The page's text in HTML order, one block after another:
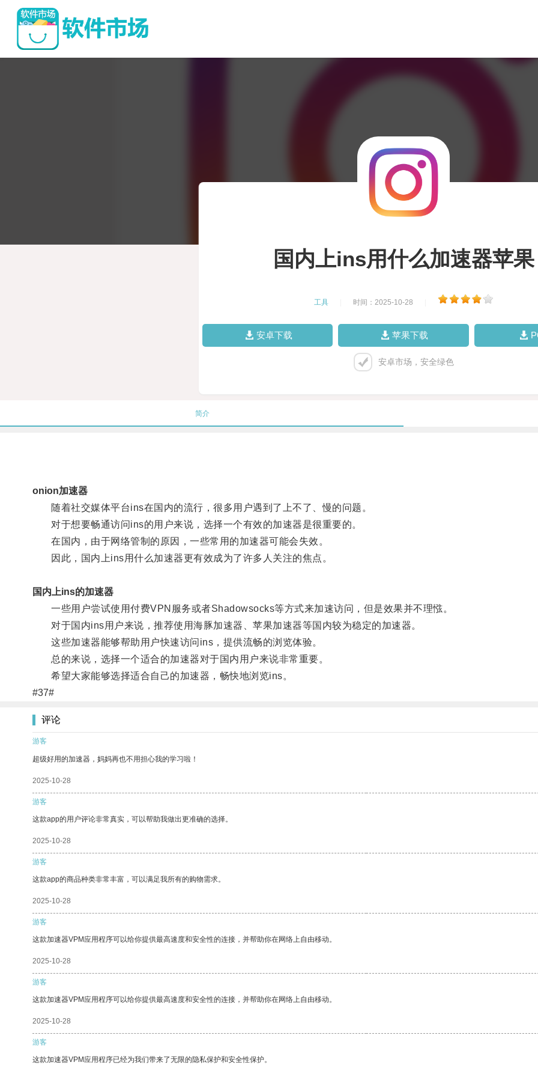
国内上ins用什么加速器苹果
工具 时间：2025-10-28
安卓下载 苹果下载
安卓市场，安全绿色
简介
onion加速器
随着社交媒体平台ins在国内的流行，很多用户遇到了上不了、慢的问题。
对于想要畅通访问ins的用户来说，选择一个有效的加速器是很重要的。
在国内，由于网络管制的原因，一些常用的加速器可能会失效。
因此，国内上ins用什么加速器更有效成为了许多人关注的焦点。
国内上ins的加速器
一些用户尝试使用付费VPN服务或者Shadowsocks等方式来加速访问，但是效果并不理惤。
对于国内ins用户来说，推荐使用海豚加速器、苹果加速器等国内较为稳定的加速器。
这些加速器能够帮助用户快速访问ins，提供流畅的浏览体验。
总的来说，选择一个适合的加速器对于国内用户来说非常重要。
希望大家能够选择适合自己的加速器，畅快地浏览ins。
#37#
评论
游客
超级好用的加速器，妈妈再也不用担心我的学习啦！
2025-10-28
游客
这款app的用户评论非常真实，可以帮助我做出更准确的选择。
2025-10-28
游客
这款app的商品种类非常丰富，可以满足我所有的购物需求。
2025-10-28
游客
这款加速器VPM应用程序可以给你提供最高速度和安全性的连接，并帮助你在网络上自由移动。
2025-10-28
游客
这款加速器VPM应用程序可以给你提供最高速度和安全性的连接，并帮助你在网络上自由移动。
2025-10-28
游客
这款加速器VPM应用程序已经为我们带来了无限的隐私保护和安全性保护。